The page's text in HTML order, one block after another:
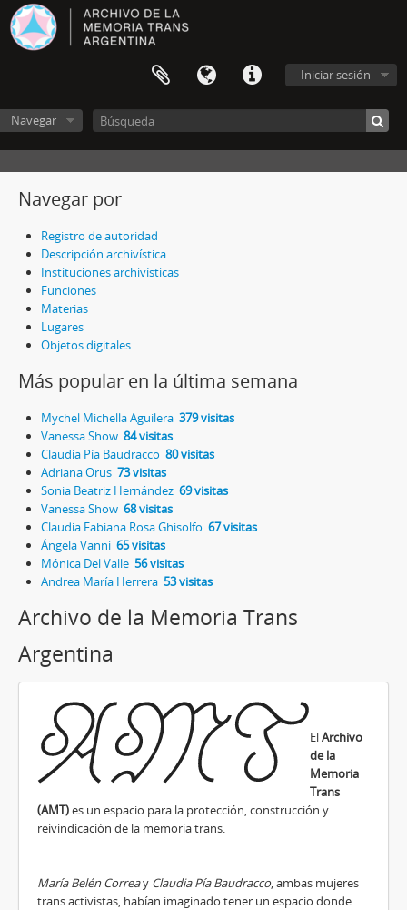
Iniciar sesión
Navegar
Navegar por
Registro de autoridad
Descripción archivística
Instituciones archivísticas
Funciones
Materias
Lugares
Objetos digitales
Más popular en la última semana
Mychel Michella Aguilera 379 visitas
Vanessa Show 84 visitas
Claudia Pía Baudracco 80 visitas
Adriana Orus 73 visitas
Sonia Beatriz Hernández 69 visitas
Vanessa Show 68 visitas
Claudia Fabiana Rosa Ghisolfo 67 visitas
Ángela Vanni 65 visitas
Mónica Del Valle 56 visitas
Andrea María Herrera 53 visitas
Archivo de la Memoria Trans
Argentina
ElArchivo
de la
Memoria
Trans
(AMT)es un espacio para la protección, construcción y
reivindicación de la memoria trans.
María Belén Correay Claudia Pía Baudracco, ambas mujeres
trans activistas, habían imaginado tener un espacio donde